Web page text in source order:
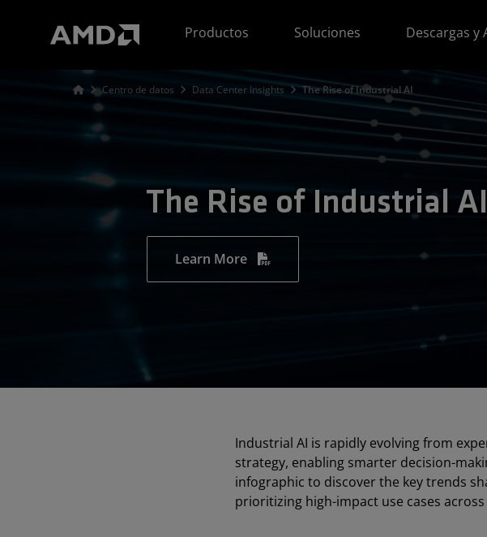
Productos
Soluciones Descargas y
Centro de datos Data Center Insights The Rise of Industrial AI
The Rise of Industrial AI
Learn More
Industrial AI is rapidly evolving from
strategy, enabling smarter decision-
infographic to discover the key trends
prioritizing high-impact use cases